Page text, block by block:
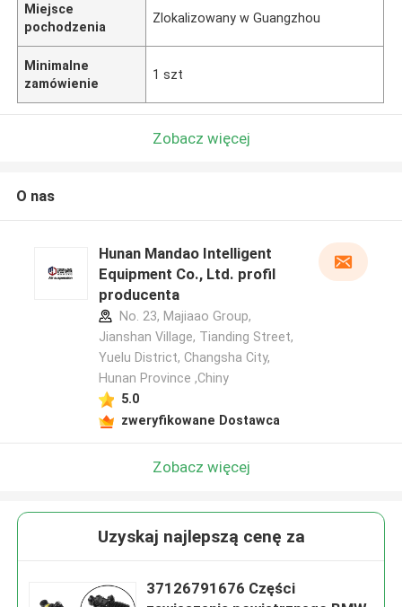
Miejsce
pochodzenia
Zlokalizowany w Guangzhou
Minimalne
zamówienie
1 szt
Zobacz więcej
O nas
Hunan Mandao Intelligent
Equipment Co., Ltd. profil
producenta
No. 23, Majiaao Group,
Jianshan Village, Tianding Street,
Yuelu District, Changsha City,
Hunan Province ,Chiny
5.0
zweryfikowane Dostawca
Zobacz więcej
Uzyskaj najlepszą cenę za
37126791676 Części